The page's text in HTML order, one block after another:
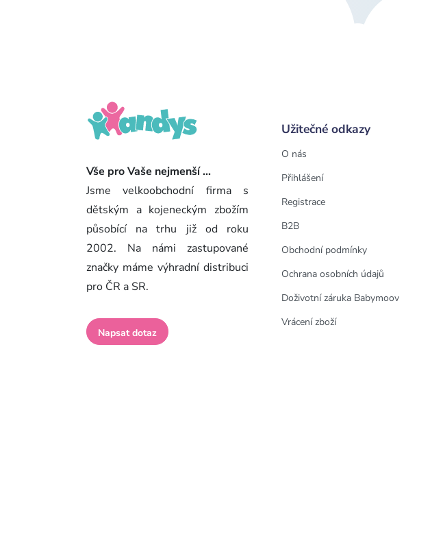
Vše pro Vaše nejmenší ...
Jsme velkoobchodní firma s
dětským a kojeneckým zbožím
působící na trhu již od roku
2002. Na námi zastupované
značky máme výhradní distribuci
pro ČR a SR.
Napsat dotaz
Užitečné odkazy
O nás
Přihlášení
Registrace
B2B
Obchodní podmínky
Ochrana osobních údajů
Doživotní záruka Babymoov
Vrácení zboží